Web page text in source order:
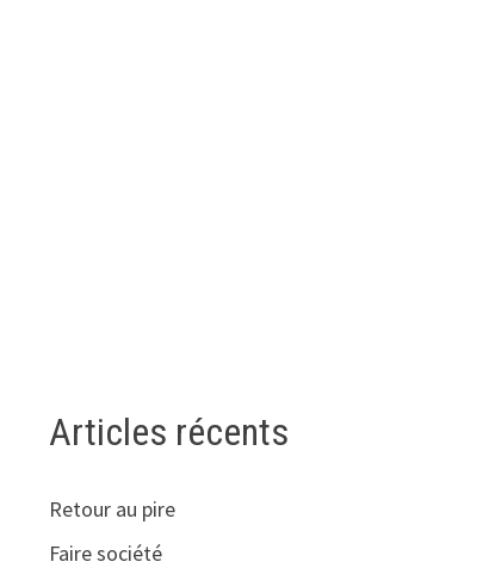
Articles récents
Retour au pire
Faire société